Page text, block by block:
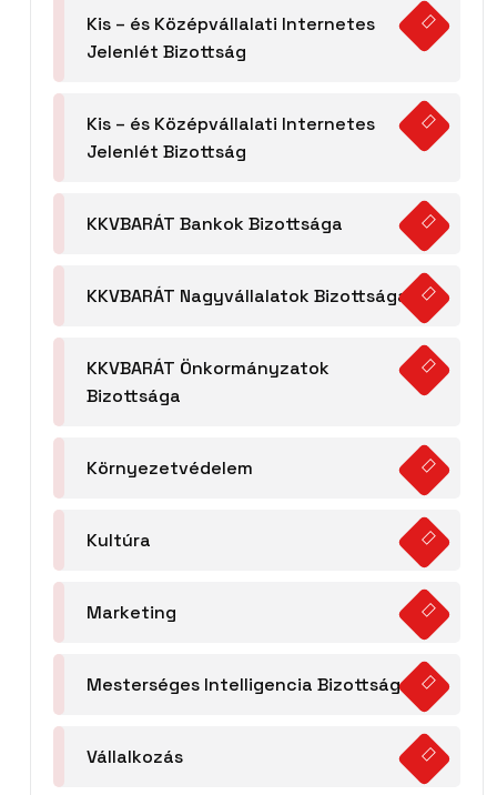
Kis – és Középvállalati Internetes
Jelenlét Bizottság
Kis – és Középvállalati Internetes
Jelenlét Bizottság
KKVBARÁT Bankok Bizottsága
KKVBARÁT Nagyvállalatok Bizottsága
KKVBARÁT Önkormányzatok
Bizottsága
Környezetvédelem
Kultúra
Marketing
Mesterséges Intelligencia Bizottság
Vállalkozás